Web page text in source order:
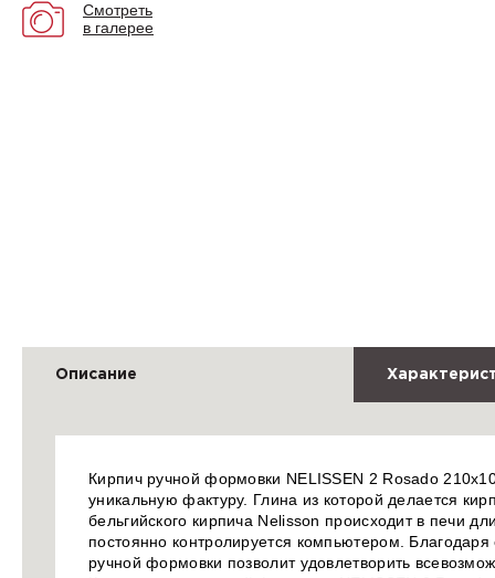
Смотреть
в галерее
Описание
Кирпич ручной формовки NELISSEN 2 Rosado
уникальную фактуру. Глина из которой делается
бельгийского кирпича Nelisson происходит в печи
постоянно контролируется компьютером.
ручной формовки позволит удовлетворить